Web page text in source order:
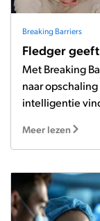
Breaking Barriers
Fledger
Met Breaking
naar
intelligentie
Meer lezen